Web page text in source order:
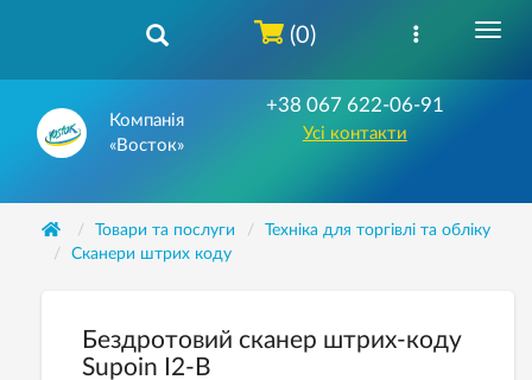
Компанія
«Восток»
+38 067 622-06-91
Усі контакти
(0)
Товари та послуги
Техніка для торгівлі та обліку
Сканери штрих коду
Бездротовий сканер штрих-коду
Supoin I2-B